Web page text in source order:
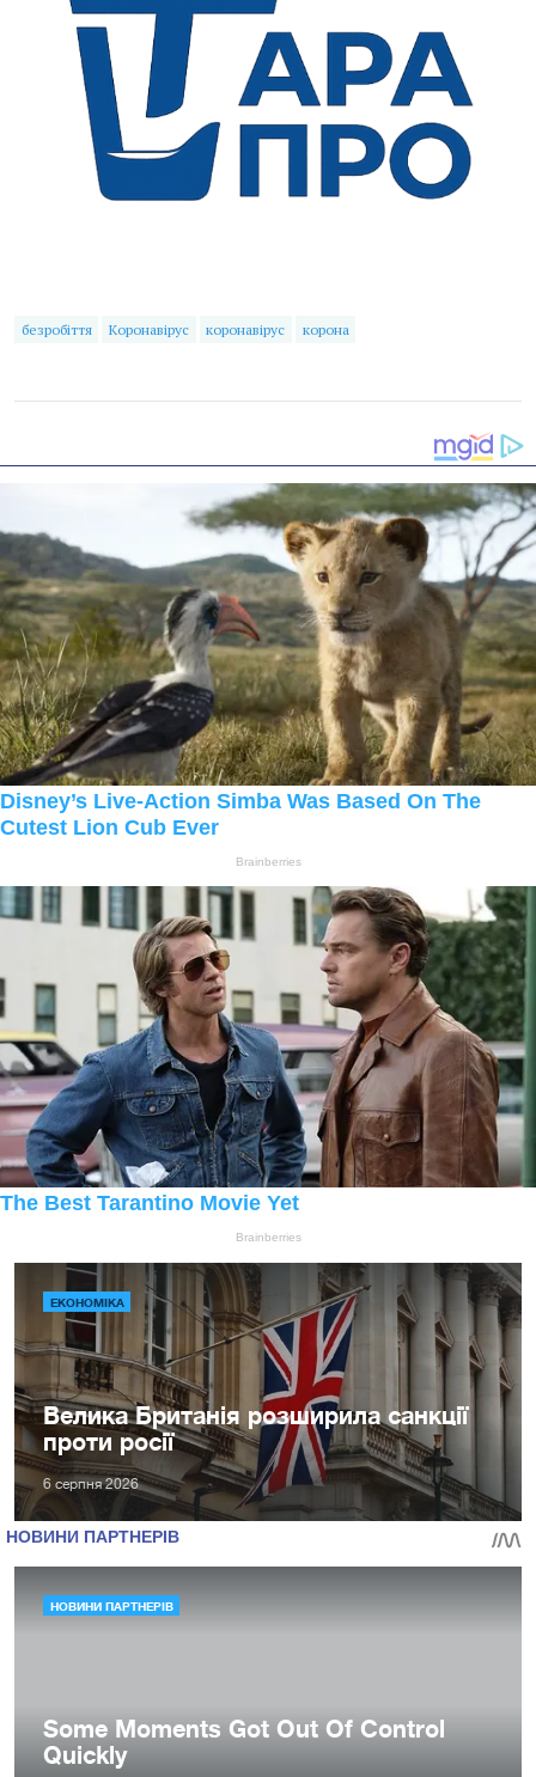
безробіття Коронавірус коронавірус корона
ЕКОНОМІКА
Велика Британія розширила санкції
проти росії
6 серпня 2026